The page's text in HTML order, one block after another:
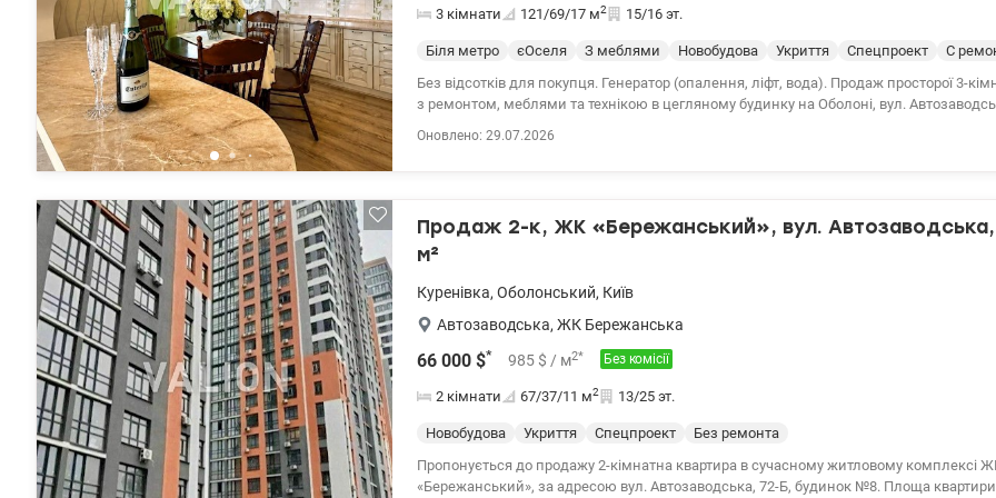
3 кімнати 121/69/17 м2 15/16 эт.
Біля метро єОселя З меблями Новобудова Укриття Спецпроект
С
Без відсотків для покупця. Генератор (опалення, ліфт, вода). Продаж просторої 3-
з ремонтом, меблями та технікою в цегляному будинку на Оболоні, вул.
кондиціонери. Лічильники на воду, електрика, опалення. Чистий під'їзд на поверсі
Консьєрж, ОСББ. Один власник, у власності понад 3 роки. Поруч школи, дитячі
0639788380 www.valion.ua/1152804
Оновлено: 29.07.2026
Продаж 2-к, ЖК «Бережанський», вул.
м²
Куренівка, Оболонський, Київ
Автозаводська, ЖК Бережанська
66 000 $* 985 $ / м2* Без комісії
2 кімнати 67/37/11 м2 13/25 эт.
Новобудова Укриття Спецпроект
Без ремонта
Пропонується до продажу 2-кімнатна квартира в сучасному житловому комплексі
«Бережанський», за адресою вул. Автозаводська, 72-Б, будинок №8. Площа квартири: • Загальна — 67